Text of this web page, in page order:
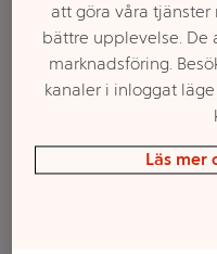
att göra våra tjänster
bättre upplevelse. De
marknadsföring.
kanaler i inloggat
Läs mer